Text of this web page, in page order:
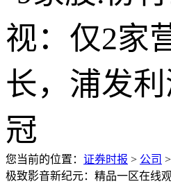
您当前的位置： 证券时报 > 公司 >
极致影音新纪元：精品一区在线